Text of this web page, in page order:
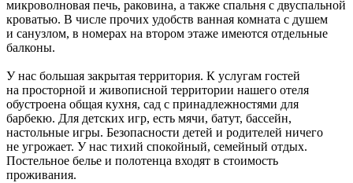
микроволновая печь, раковина, а также спальня с двуспальной
кроватью. В числе прочих удобств ванная комната с душем
и санузлом, в номерах на втором этаже имеются отдельные
балконы.
У нас большая закрытая территория. К услугам гостей
на просторной и живописной территории нашего отеля
обустроена общая кухня, сад с принадлежностями для
барбекю. Для детских игр, есть мячи, батут, бассейн,
настольные игры. Безопасности детей и родителей ничего
не угрожает. У нас тихий спокойный, семейный отдых.
Постельное белье и полотенца входят в стоимость
проживания.